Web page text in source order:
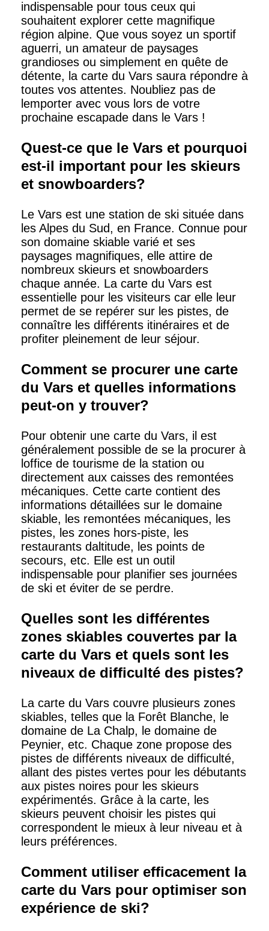
indispensable pour tous ceux qui
souhaitent explorer cette magnifique
région alpine. Que vous soyez un sportif
aguerri, un amateur de paysages
grandioses ou simplement en quête de
détente, la carte du Vars saura répondre à
toutes vos attentes. Noubliez pas de
lemporter avec vous lors de votre
prochaine escapade dans le Vars !
Quest-ce que le Vars et pourquoi
est-il important pour les skieurs
et snowboarders?
Le Vars est une station de ski située dans
les Alpes du Sud, en France. Connue pour
son domaine skiable varié et ses
paysages magnifiques, elle attire de
nombreux skieurs et snowboarders
chaque année. La carte du Vars est
essentielle pour les visiteurs car elle leur
permet de se repérer sur les pistes, de
connaître les différents itinéraires et de
profiter pleinement de leur séjour.
Comment se procurer une carte
du Vars et quelles informations
peut-on y trouver?
Pour obtenir une carte du Vars, il est
généralement possible de se la procurer à
loffice de tourisme de la station ou
directement aux caisses des remontées
mécaniques. Cette carte contient des
informations détaillées sur le domaine
skiable, les remontées mécaniques, les
pistes, les zones hors-piste, les
restaurants daltitude, les points de
secours, etc. Elle est un outil
indispensable pour planifier ses journées
de ski et éviter de se perdre.
Quelles sont les différentes
zones skiables couvertes par la
carte du Vars et quels sont les
niveaux de difficulté des pistes?
La carte du Vars couvre plusieurs zones
skiables, telles que la Forêt Blanche, le
domaine de La Chalp, le domaine de
Peynier, etc. Chaque zone propose des
pistes de différents niveaux de difficulté,
allant des pistes vertes pour les débutants
aux pistes noires pour les skieurs
expérimentés. Grâce à la carte, les
skieurs peuvent choisir les pistes qui
correspondent le mieux à leur niveau et à
leurs préférences.
Comment utiliser efficacement la
carte du Vars pour optimiser son
expérience de ski?